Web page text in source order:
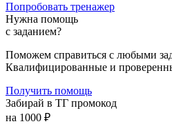
Попробовать тренажер
Нужна помощь
с заданием?
Поможем справиться с любыми
Квалифицированные и
Получить помощь
Забирай в ТГ промокод
на 1000 ₽